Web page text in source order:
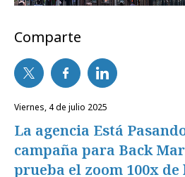
Comparte
viernes, 4 de julio 2025
La agencia Está
campaña para Back
prueba el zoom 100x de